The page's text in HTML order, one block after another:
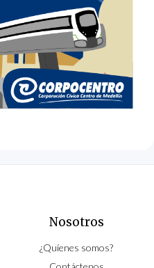
Nosotros
¿Quíenes somos?